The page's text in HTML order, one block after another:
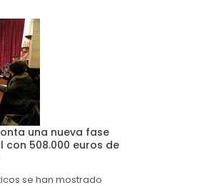
una nueva fase
508.000 euros de
se han mostrado